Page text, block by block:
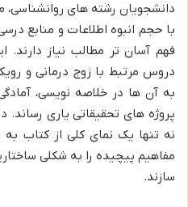
دانشجویان رشته های روانشناسی،
با حجم انبوه اطلاعات و منابع
فهم آسان تر مطالب نیاز دارند.
دروس مرتبط با زوج درمانی و
به آن ها در خلاصه نویسی،
پروژه های تحقیقاتی یاری رساند.
نه تنها یک نمای کلی از کتاب
مفاهیم پیچیده را به شکلی
سازند.